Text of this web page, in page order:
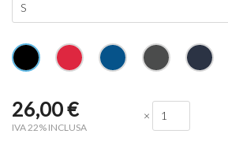
26,00€
IVA 22% INCLUSA
×